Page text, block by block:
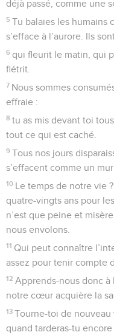
37 Sa lignée subsistera
moi sera comme le soleil.
38 Comme la lune, à
témoin céleste en est le
39 Pourtant, tu as
l’onction d’huile sainte,
40 Tu as dédaigné
souillé sa couronne, la
41 Tu as fait de larges
fortifications, tu les as
42 Tous les passants
43 Tu as soutenu la force
de joie tous ses ennemis.
44
Tu as même fait
Tu as terni sa
Jusques à quand,
Souviens-toi : ma vie